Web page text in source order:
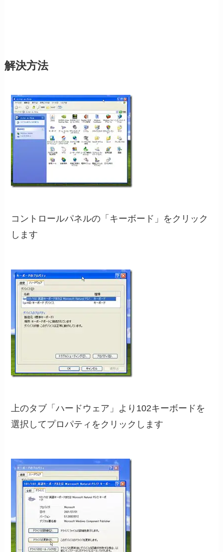
解決方法
コントロールパネルの「キーボード」をクリック
します
上のタブ「ハードウェア」より102キーボードを
選択してプロパティをクリックします